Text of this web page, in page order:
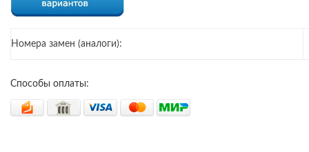
Номера замен (аналоги):
Способы оплаты: